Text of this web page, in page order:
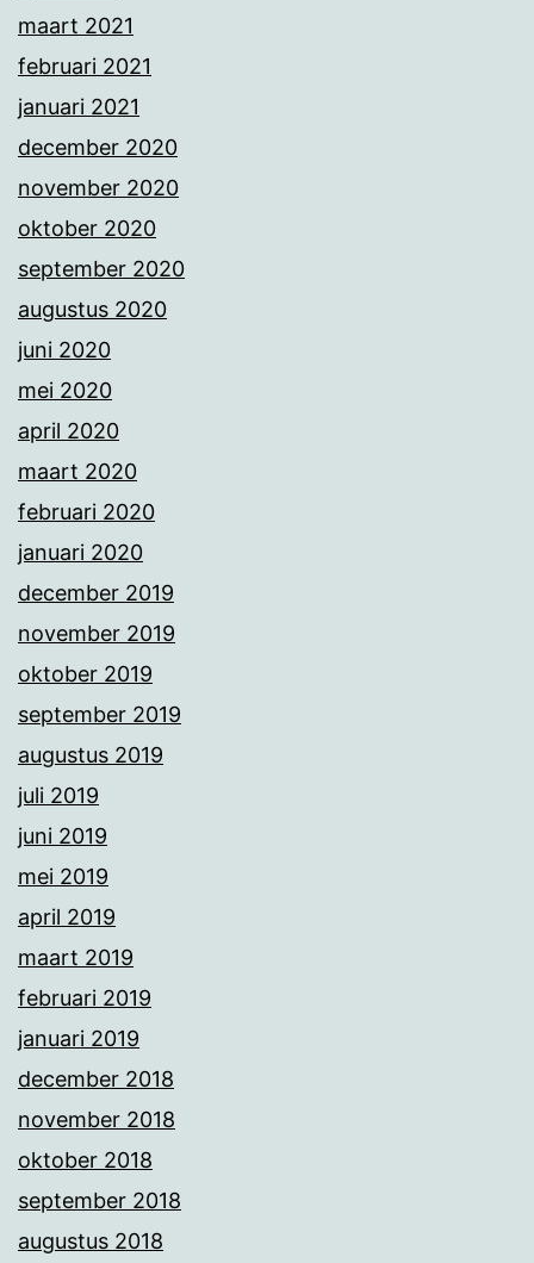
maart 2021
februari 2021
januari 2021
december 2020
november 2020
oktober 2020
september 2020
augustus 2020
juni 2020
mei 2020
april 2020
maart 2020
februari 2020
januari 2020
december 2019
november 2019
oktober 2019
september 2019
augustus 2019
juli 2019
juni 2019
mei 2019
april 2019
maart 2019
februari 2019
januari 2019
december 2018
november 2018
oktober 2018
september 2018
augustus 2018